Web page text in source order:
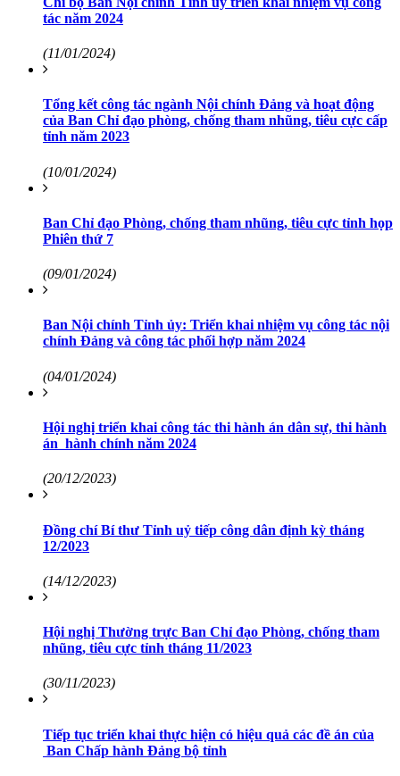
tác năm 2024
(11/01/2024)
Tổng kết công tác ngành Nội chính Đảng và hoạt động
của Ban Chỉ đạo phòng, chống tham nhũng, tiêu cực cấp
tỉnh năm 2023
(10/01/2024)
Ban Chỉ đạo Phòng, chống tham nhũng, tiêu cực tỉnh họp
Phiên thứ 7
(09/01/2024)
Ban Nội chính Tỉnh ủy: Triển khai nhiệm vụ công tác nội
chính Đảng và công tác phối hợp năm 2024
(04/01/2024)
Hội nghị triển khai công tác thi hành án dân sự, thi hành
án hành chính năm 2024
(20/12/2023)
Đồng chí Bí thư Tỉnh uỷ tiếp công dân định kỳ tháng
12/2023
(14/12/2023)
Hội nghị Thường trực Ban Chỉ đạo Phòng, chống tham
nhũng, tiêu cực tỉnh tháng 11/2023
(30/11/2023)
Tiếp tục triển khai thực hiện có hiệu quả các đề án của
Ban Chấp hành Đảng bộ tỉnh